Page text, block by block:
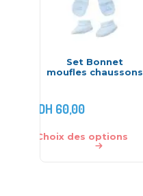
Set Bonnet
moufles chaussons
DH 60,00
Choix des options